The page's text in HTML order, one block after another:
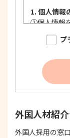
1. 個人情報
①個人情報
限り明
おいて
個人情
たは公
反する
する際は
で、適法
プ
外国人材紹
外国人採用の窓